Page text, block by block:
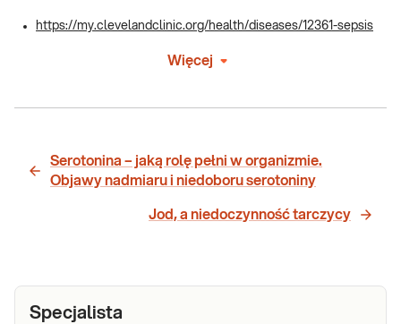
https://my.clevelandclinic.org/health/diseases/12361-sepsis
Więcej
Serotonina – jaką rolę pełni w organizmie.
Objawy nadmiaru i niedoboru serotoniny
Jod, a niedoczynność tarczycy
Specjalista